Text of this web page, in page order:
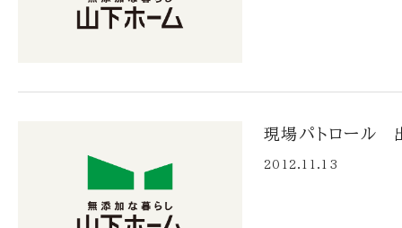
現場パトロール
2012.11.13